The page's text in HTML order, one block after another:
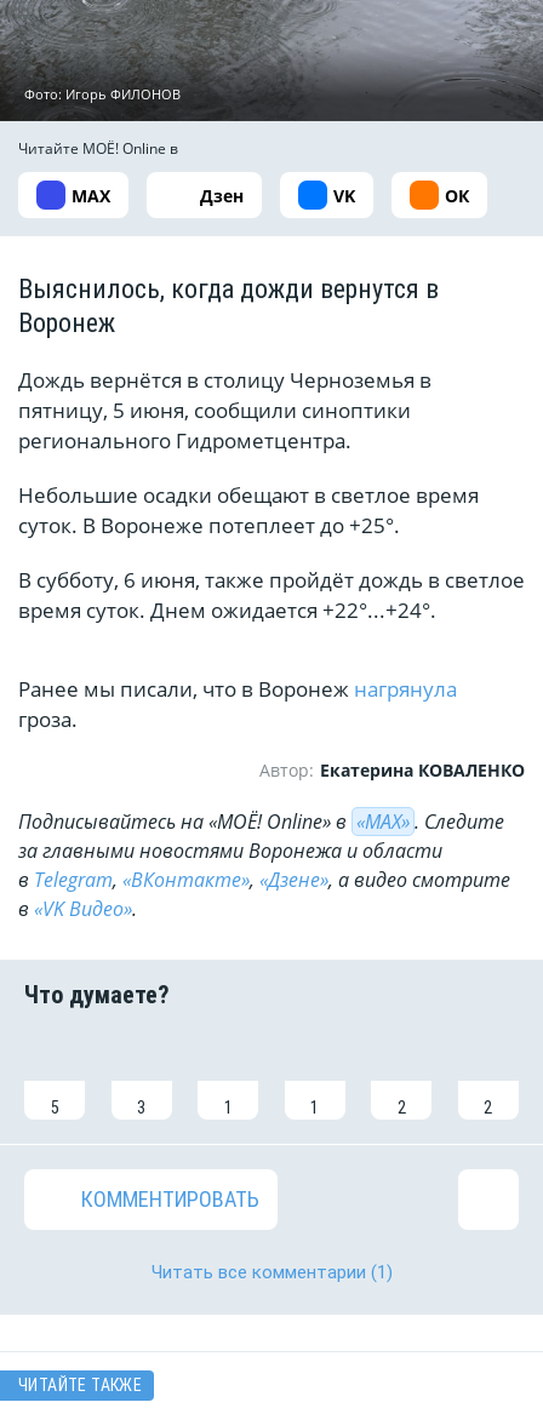
Фото: Игорь ФИЛОНОВ
Читайте МОЁ! Online в
MAX Дзен VK ОК
Выяснилось, когда дожди вернутся в
Воронеж
Дождь вернётся в столицу Черноземья в
пятницу, 5 июня, сообщили синоптики
регионального Гидрометцентра.
Небольшие осадки обещают в светлое время
суток. В Воронеже потеплеет до +25°.
В субботу, 6 июня, также пройдёт дождь в светлое
время суток. Днем ожидается +22°...+24°.
Ранее мы писали, что в Воронеж нагрянула
гроза.
Автор: Екатерина КОВАЛЕНКО
Подписывайтесь на «МОЁ! Online» в «МАХ». Cледите
за главными новостями Воронежа и области
в Telegram, «ВКонтакте», «Дзене», а видео смотрите
в «VK Видео».
5 3 1 1 2 2
КОММЕНТИРОВАТЬ
Читать все комментарии (1)
ЧИТАЙТЕ ТАКЖЕ